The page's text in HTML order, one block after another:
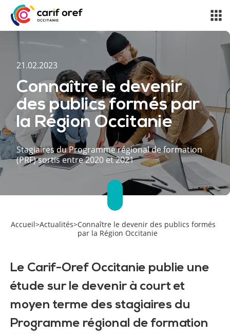
21.02.2023
Connaître le devenir
des publics formés par
la Région Occitanie
Stagiaires du Programme régional de formation
(PRF) sortis entre 2020 et 2021
Accueil>Actualités>Connaître le devenir des publics formés
par la Région Occitanie
Le Carif-Oref Occitanie publie une
étude sur le devenir à court et
moyen terme des stagiaires du
Programme régional de formation